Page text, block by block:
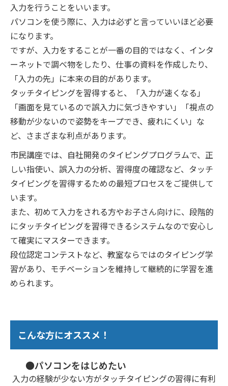
入力を行うことをいいます。
パソコンを使う際に、入力は必ずと言っていいほど必要
になります。
ですが、入力をすることが一番の目的ではなく、インタ
ーネットで調べ物をしたり、仕事の資料を作成したり、
「入力の先」に本来の目的があります。
タッチタイピングを習得すると、「入力が速くなる」
「画面を見ているので誤入力に気づきやすい」「視点の
移動が少ないので姿勢をキープでき、疲れにくい」な
ど、さまざまな利点があります。
市民講座では、自社開発のタイピングプログラムで、正
しい指使い、誤入力の分析、習得度の確認など、タッチ
タイピングを習得するための最短プロセスをご提供して
います。
また、初めて入力をされる方やお子さん向けに、段階的
にタッチタイピングを習得できるシステムなので安心し
て確実にマスターできます。
段位認定コンテストなど、教室ならではのタイピング学
習があり、モチベーションを維持して継続的に学習を進
められます。
こんな方にオススメ！
●パソコンをはじめたい
入力の経験が少ない方がタッチタイピングの習得に有利